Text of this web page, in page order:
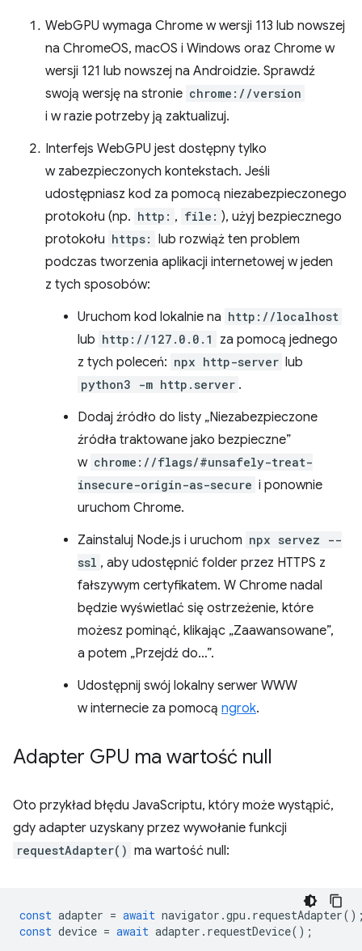
WebGPU wymaga Chrome w wersji 113 lub nowszej
na ChromeOS, macOS i Windows oraz Chrome w
wersji 121 lub nowszej na Androidzie. Sprawdź
swoją wersję na stronie chrome://version
i w razie potrzeby ją zaktualizuj.
Interfejs WebGPU jest dostępny tylko
w zabezpieczonych kontekstach. Jeśli
udostępniasz kod za pomocą niezabezpieczonego
protokołu (np. http: , file: ), użyj bezpiecznego
protokołu https: lub rozwiąż ten problem
podczas tworzenia aplikacji internetowej w jeden
z tych sposobów:
Uruchom kod lokalnie na http://localhost
lub http://127.0.0.1
za pomocą jednego
z tych poleceń: npx http-server lub
python3 -m http.server .
Dodaj źródło do listy „Niezabezpieczone
źródła traktowane jako bezpieczne”
w chrome://flags/#unsafely-treat-
insecure-origin-as-secure i ponownie
uruchom Chrome.
Zainstaluj Node.js i uruchom npx servez --
ssl , aby udostępnić folder przez HTTPS z
fałszywym certyfikatem. W Chrome nadal
będzie wyświetlać się ostrzeżenie, które
możesz pominąć, klikając „Zaawansowane”,
a potem „Przejdź do…”.
Udostępnij swój lokalny serwer WWW
w internecie za pomocą ngrok.
Adapter GPU ma wartość null
Oto przykład błędu JavaScriptu, który może wystąpić,
gdy adapter uzyskany przez wywołanie funkcji
requestAdapter() ma wartość null:
const adapter = await navigator .gpu . requestAdapter
const device = await adapter . requestDevice();